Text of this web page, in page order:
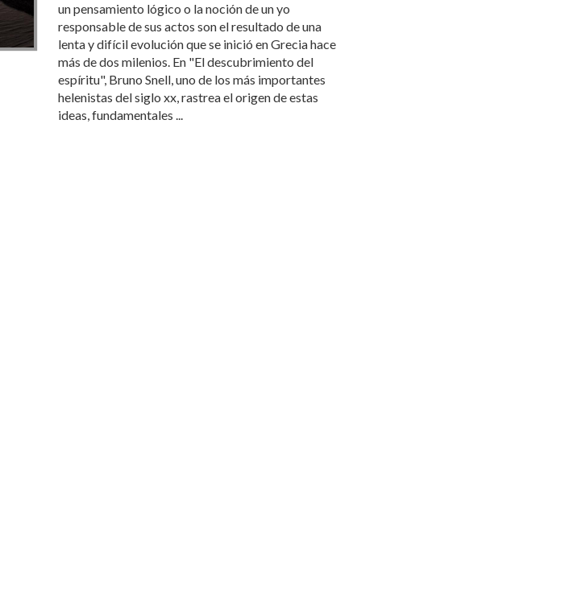
un pensamiento lógico o la noción de un yo
responsable de sus actos son el resultado de una
lenta y difícil evolución que se inició en Grecia hace
más de dos milenios. En "El descubrimiento del
espíritu", Bruno Snell, uno de los más importantes
helenistas del siglo xx, rastrea el origen de estas
ideas, fundamentales ...